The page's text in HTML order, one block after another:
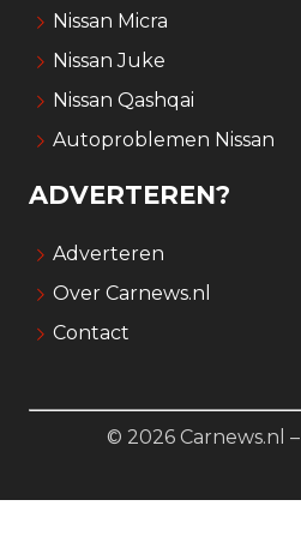
Nissan Micra
Nissan Juke
Nissan Qashqai
Autoproblemen Nissan
ADVERTEREN?
Adverteren
Over Carnews.nl
Contact
© 2026 Carnews.nl –